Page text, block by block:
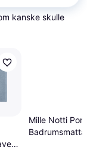
kanske skulle
Mille Notti
Badrumsmatta